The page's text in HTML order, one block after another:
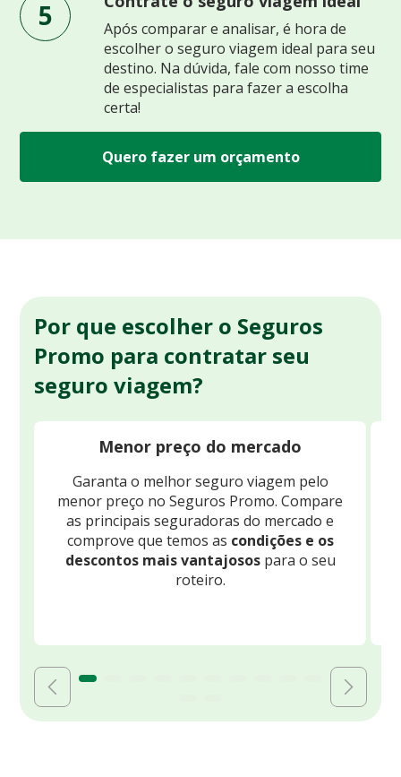
5
Após comparar e analisar, é hora de
escolher o seguro viagem ideal para seu
destino. Na dúvida, fale com nosso time
de especialistas para fazer a escolha
certa!
Quero fazer um orçamento
Por que escolher o Seguros
Promo para contratar seu
seguro viagem?
Menor preço do mercado
Garanta o melhor seguro viagem pelo
menor preço no Seguros Promo. Compare
as principais seguradoras do mercado e
comprove que temos as condições e os
descontos mais vantajosospara o seu
roteiro.